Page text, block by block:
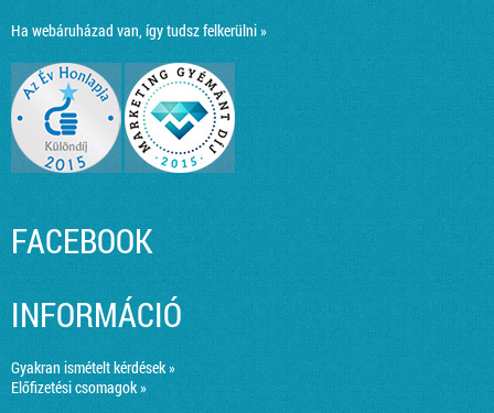
Ha webáruházad van, így tudsz felkerülni »
FACEBOOK
INFORMÁCIÓ
Gyakran ismételt kérdések »
Előfizetési csomagok »